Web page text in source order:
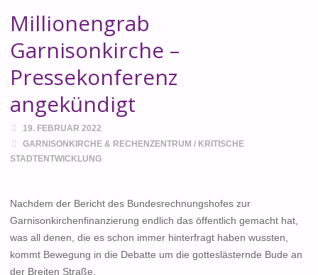
Millionengrab
Garnisonkirche –
Pressekonferenz
angekündigt
19. FEBRUAR 2022
GARNISONKIRCHE & RECHENZENTRUM / KRITISCHE
STADTENTWICKLUNG
Nachdem der Bericht des Bundesrechnungshofes zur
Garnisonkirchenfinanzierung endlich das öffentlich gemacht hat,
was all denen, die es schon immer hinterfragt haben wussten,
kommt Bewegung in die Debatte um die gotteslästernde Bude an
der Breiten Straße.